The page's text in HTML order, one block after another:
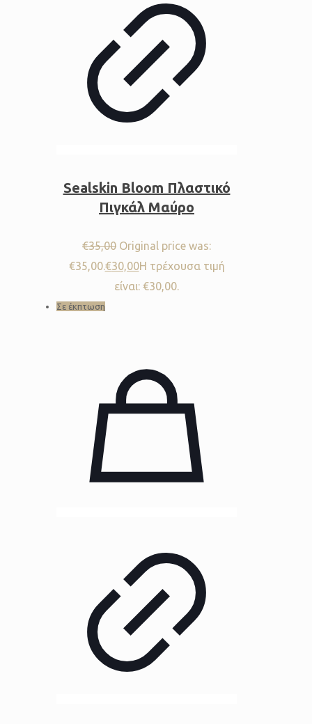
Sealskin Bloom Πλαστικό
Πιγκάλ Μαύρο
€35,00 Original price was:
€35,00.€30,00Η τρέχουσα τιμή
είναι: €30,00.
Σε έκπτωση